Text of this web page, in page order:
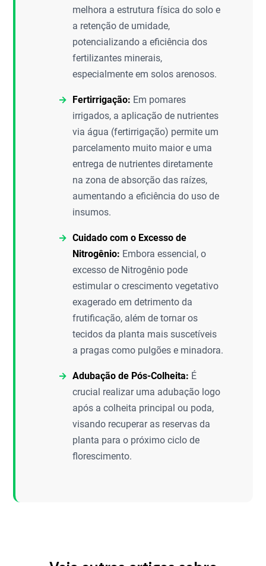
melhora a estrutura física do solo e
a retenção de umidade,
potencializando a eficiência dos
fertilizantes minerais,
especialmente em solos arenosos.
Fertirrigação: Em pomares
irrigados, a aplicação de nutrientes
via água (fertirrigação) permite um
parcelamento muito maior e uma
entrega de nutrientes diretamente
na zona de absorção das raízes,
aumentando a eficiência do uso de
insumos.
Cuidado com o Excesso de
Nitrogênio: Embora essencial, o
excesso de Nitrogênio pode
estimular o crescimento vegetativo
exagerado em detrimento da
frutificação, além de tornar os
tecidos da planta mais suscetíveis
a pragas como pulgões e minadora.
Adubação de Pós-Colheita: É
crucial realizar uma adubação logo
após a colheita principal ou poda,
visando recuperar as reservas da
planta para o próximo ciclo de
florescimento.